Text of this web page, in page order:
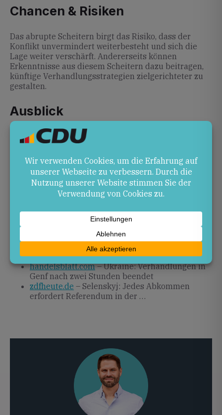
Chancen & Risiken
Das abrupte Scheitern birgt das Risiko, dass der
Konflikt unvermindert weiterbesteht und sich die
Lage weiter verschärft. Andererseits können
Erkenntnisse aus diesem Scheitern dazu beitragen,
künftige Verhandlungsstrategien zielgerichteter zu
gestalten.
Ausblick
Ob und wann eine nächste Verhandlungsrunde
stattfindet, bleibt ungewiss. Die beteiligten Seiten
dürften nun zunächst die gemachten Erfahrungen
analysieren, um gegebenenfalls neue Formate oder
Vermittler einzubeziehen.
– Rasches Ende der Ukraine-Gespräche
deutschlandfunk.de– Genf – Ukraine-
Gespräche nach zwei Tagen beendet
handelsblatt.com– Ukraine: Verhandlungen in
Genf nach zwei Stunden beendet
zdfheute.de – Selenskyj: Jedes Abkommen
erfordert Referendum in der …